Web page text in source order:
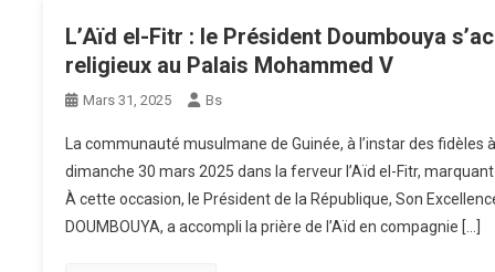
L’Aïd el-Fitr : le Président Doumbouya
religieux au Palais Mohammed V
Mars 31, 2025 Bs
La communauté musulmane de Guinée, à l’instar des fidèles
dimanche 30 mars 2025 dans la ferveur l’Aïd el-Fitr,
À cette occasion, le Président de la République, Son
DOUMBOUYA, a accompli la prière de l’Aïd en compagnie […]